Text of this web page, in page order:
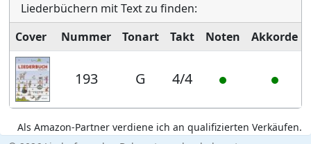
Liederbüchern mit Text zu finden:
Cover
Nummer Tonart Takt Noten Akkorde
193 G 4/4
Als Amazon-Partner verdiene ich an qualifizierten Verkäufen.